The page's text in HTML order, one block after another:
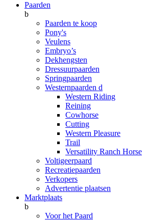
Paarden
b
Paarden te koop
Pony's
Veulens
Embryo’s
Dekhengsten
Dressuurpaarden
Springpaarden
Westernpaarden d
Western Riding
Reining
Cowhorse
Cutting
Western Pleasure
Trail
Versatility Ranch Horse
Voltigeerpaard
Recreatiepaarden
Verkopers
Advertentie plaatsen
Marktplaats
b
Voor het Paard